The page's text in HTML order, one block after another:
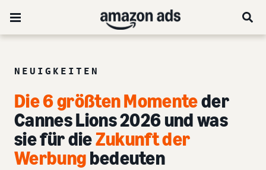
NEUIGKEITEN
Die 6 größten Momenteder
Cannes Lions 2026 und was
sie für dieZukunft der
Werbungbedeuten